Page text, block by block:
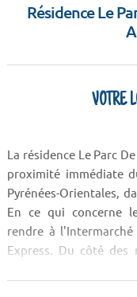
Résidence Le
VOTRE
La résidence Le Parc
proximité immédiate
Pyrénées-Orientales,
En ce qui concerne
rendre à
Express. Du côté des